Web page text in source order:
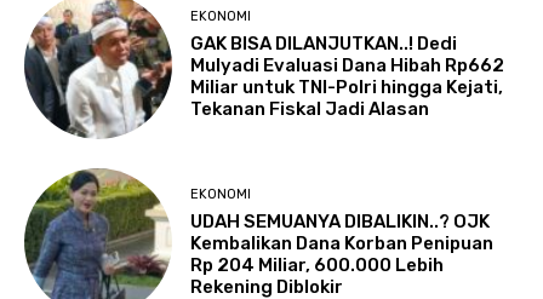
EKONOMI
GAK BISA DILANJUTKAN..! Dedi
Mulyadi Evaluasi Dana Hibah Rp662
Miliar untuk TNI-Polri hingga Kejati,
Tekanan Fiskal Jadi Alasan
EKONOMI
UDAH SEMUANYA DIBALIKIN..? OJK
Kembalikan Dana Korban Penipuan
Rp 204 Miliar, 600.000 Lebih
Rekening Diblokir